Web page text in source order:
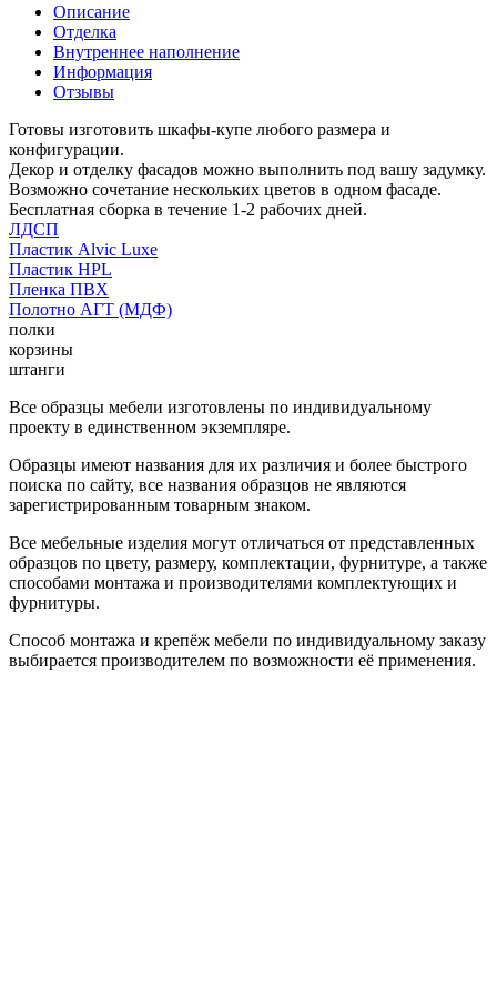
Описание
Отделка
Внутреннее наполнение
Информация
Отзывы
Готовы изготовить шкафы-купе любого размера и
конфигурации.
Декор и отделку фасадов можно выполнить под вашу задумку.
Возможно сочетание нескольких цветов в одном фасаде.
Бесплатная сборка в течение 1-2 рабочих дней.
ЛДСП
Пластик Alvic Luxe
Пластик HPL
Пленка ПВХ
Полотно АГТ (МДФ)
полки
корзины
штанги
Все образцы мебели изготовлены по индивидуальному
проекту в единственном экземпляре.
Образцы имеют названия для их различия и более быстрого
поиска по сайту, все названия образцов не являются
зарегистрированным товарным знаком.
Все мебельные изделия могут отличаться от представленных
образцов по цвету, размеру, комплектации, фурнитуре, а также
способами монтажа и производителями комплектующих и
фурнитуры.
Способ монтажа и крепёж мебели по индивидуальному заказу
выбирается производителем по возможности её применения.